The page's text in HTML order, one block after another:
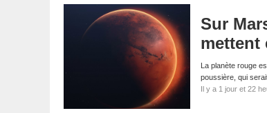
Sur
mettent
La planète rouge
poussière, qui
Il y a 1 jour et 22